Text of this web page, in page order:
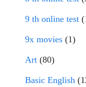
9 th online test
9x movies (1)
Art (80)
Basic English